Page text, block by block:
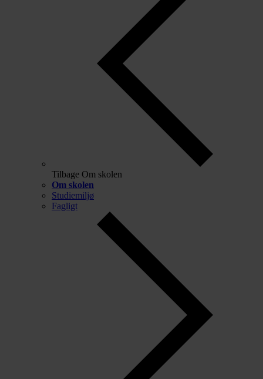
Tilbage Om skolen
Om skolen
Studiemiljø
Fagligt